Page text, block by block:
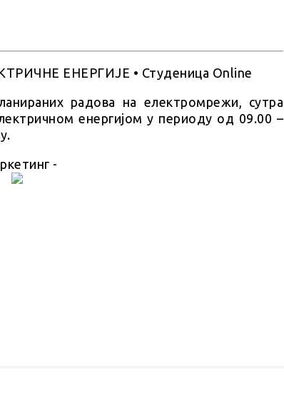
радова на електромрежи, сутра
енергијом у периоду од 09.00 –
-